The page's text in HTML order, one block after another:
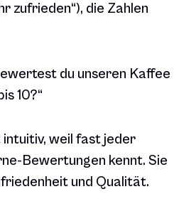
zufrieden“), die Zahlen
du unseren Kaffee
10?“
weil fast jeder
Bewertungen kennt. Sie
und Qualität.